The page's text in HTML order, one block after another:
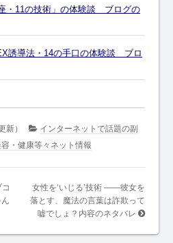
・11の技術」の体験談 ブログの
誘導法・14の手口の体験談 ブロ
新）
インターネットで話題の副
・健康等々ネット情報
女性を‘いじる’技術 ――彼女を
落とす、魔法の言葉は詐欺って
嘘でしょ？内容のネタバレ